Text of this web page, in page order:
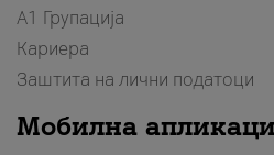
А1 Групација
Кариера
Заштита на лични податоци
Мобилна